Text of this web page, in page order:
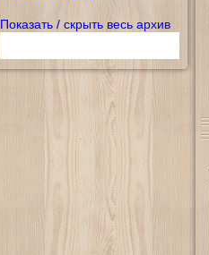
Показать / скрыть весь архив